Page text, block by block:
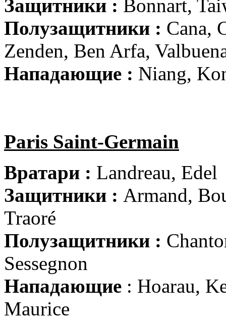
Защитники : Bonnart,
Полузащитники : Cana,
Zenden, Ben Arfa,
Нападающие : Niang,
Paris Saint-Germain
Вратари : Landreau, Edel
Защитники : Armand,
Traoré
Полузащитники :
Sessegnon
Нападающие : Hoarau,
Maurice